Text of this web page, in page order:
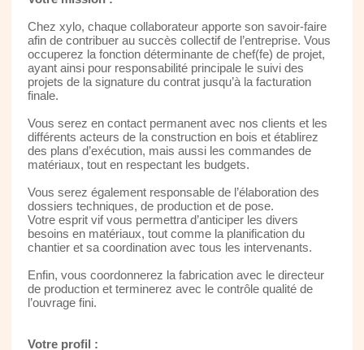
Chez xylo, chaque collaborateur apporte son savoir-faire
afin de contribuer au succès collectif de l’entreprise. Vous
occuperez la fonction déterminante de chef(fe) de projet,
ayant ainsi pour responsabilité principale le suivi des
projets de la signature du contrat jusqu’à la facturation
finale.
Vous serez en contact permanent avec nos clients et les
différents acteurs de la construction en bois et établirez
des plans d’exécution, mais aussi les commandes de
matériaux, tout en respectant les budgets.
Vous serez également responsable de l’élaboration des
dossiers techniques, de production et de pose.
Votre esprit vif vous permettra d’anticiper les divers
besoins en matériaux, tout comme la planification du
chantier et sa coordination avec tous les intervenants.
Enfin, vous coordonnerez la fabrication avec le directeur
de production et terminerez avec le contrôle qualité de
l’ouvrage fini.
Votre profil :